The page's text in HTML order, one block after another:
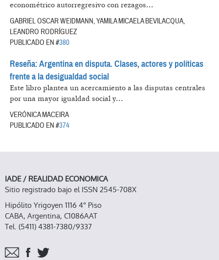
econométrico autorregresivo con rezagos...
GABRIEL OSCAR WEIDMANN, YAMILA MICAELA BEVILACQUA,
LEANDRO RODRÍGUEZ
PUBLICADO EN #380
Reseña: Argentina en disputa. Clases, actores y políticas
frente a la desigualdad social
Este libro plantea un acercamiento a las disputas centrales
por una mayor igualdad social y...
VERÓNICA MACEIRA
PUBLICADO EN #374
IADE / REALIDAD ECONOMICA
Sitio registrado bajo el ISSN 2545-708X
Hipólito Yrigoyen 1116 4° Piso
CABA, Argentina, C1086AAT
Tel. (5411) 4381-7380/9337